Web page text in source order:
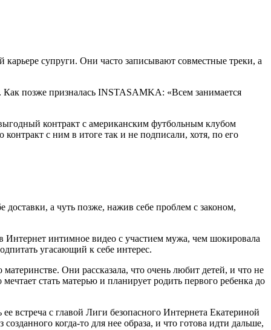
супруги. Они часто записывают совместные треки, а
Как позже призналась INSTASAMKA: «Всем занимается
контракт с американским футбольным клубом
с ним в итоге так и не подписали, хотя, по его
а чуть позже, нажив себе проблем с законом,
интимное видео с участием мужа, чем шокировала
угасающий к себе интерес.
Они рассказала, что очень любит детей, и что не
стать матерью и планирует родить первого ребенка до
встреча с главой Лиги безопасного Интернета Екатериной
когда-то для нее образа, и что готова идти дальше,